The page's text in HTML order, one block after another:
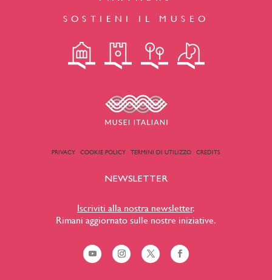
SOSTIENI IL MUSEO
PRIVACY COOKIE POLICY TERMINI DI UTILIZZO CREDITS
NEWSLETTER
Iscriviti alla nostra newsletter.
Rimani aggiornato sulle nostre iniziative.